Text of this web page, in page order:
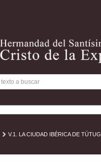
V.1. LA CIUDAD IBÉRICA DE TÚTUGI